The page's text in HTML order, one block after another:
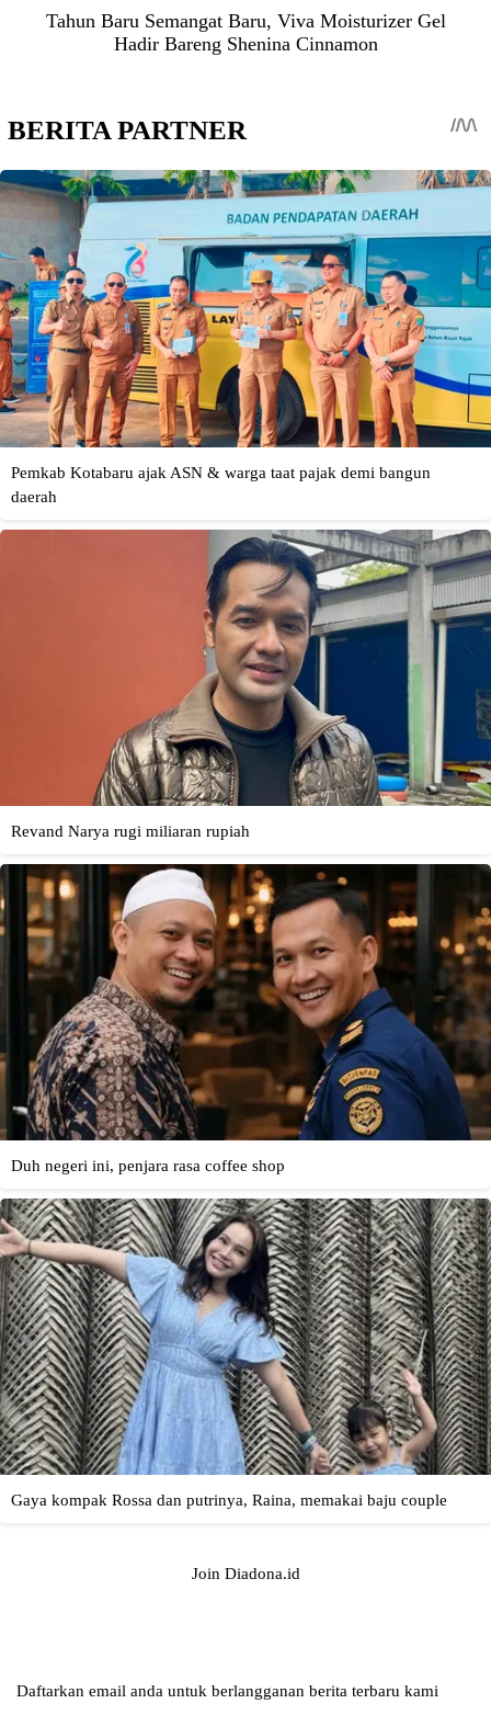
Tahun Baru Semangat Baru, Viva Moisturizer Gel
Hadir Bareng Shenina Cinnamon
Join Diadona.id
Daftarkan email anda untuk berlangganan berita terbaru kami